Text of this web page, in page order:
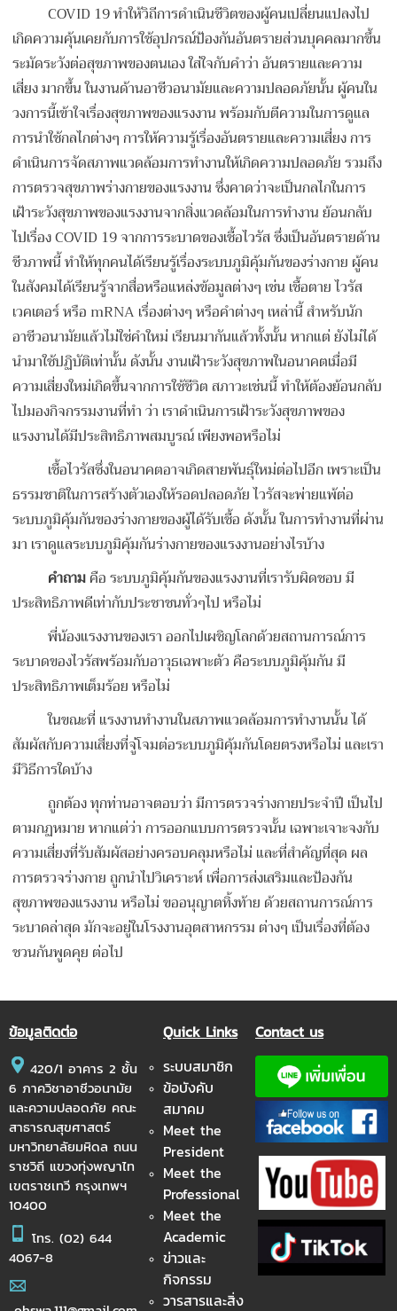
COVID 19 ทำให้วิถีการดำเนินชีวิตของผู้คนเปลี่ยนแปลงไป
เกิดความคุ้นเคยกับการใช้อุปกรณ์ป้องกันอันตรายส่วนบุคคลมากขึ้น
ระมัดระวังต่อสุขภาพของตนเอง ใส่ใจกับคำว่า อันตรายและความ
เสี่ยง มากขึ้น ในงานด้านอาชีวอนามัยและความปลอดภัยนั้น ผู้คนใน
วงการนี้เข้าใจเรื่องสุขภาพของแรงงาน พร้อมกับตีความในการดูแล
การนำใช้กลไกต่างๆ การให้ความรู้เรื่องอันตรายและความเสี่ยง การ
ดำเนินการจัดสภาพแวดล้อมการทำงานให้เกิดความปลอดภัย รวมถึง
การตรวจสุขภาพร่างกายของแรงงาน ซึ่งคาดว่าจะเป็นกลไกในการ
เฝ้าระวังสุขภาพของแรงงานจากสิ่งแวดล้อมในการทำงาน ย้อนกลับ
ไปเรื่อง COVID 19 จากการระบาดของเชื้อไวรัส ซึ่งเป็นอันตรายด้าน
ชีวภาพนี้ ทำให้ทุกคนได้เรียนรู้เรื่องระบบภูมิคุ้มกันของร่างกาย ผู้คน
ในสังคมได้เรียนรู้จากสื่อหรือแหล่งข้อมูลต่างๆ เช่น เชื้อตาย ไวรัส
เวคเตอร์ หรือ mRNA เรื่องต่างๆ หรือคำต่างๆ เหล่านี้ สำหรับนัก
อาชีวอนามัยแล้วไม่ใช่คำใหม่ เรียนมากันแล้วทั้งนั้น หากแต่ ยังไม่ได้
นำมาใช้ปฏิบัติเท่านั้น ดังนั้น งานเฝ้าระวังสุขภาพในอนาคตเมื่อมี
ความเสี่ยงใหม่เกิดขึ้นจากการใช้ชีวิต สภาวะเช่นนี้ ทำให้ต้องย้อนกลับ
ไปมองกิจกรรมงานที่ทำ ว่า เราดำเนินการเฝ้าระวังสุขภาพของ
แรงงานได้มีประสิทธิภาพสมบูรณ์ เพียงพอหรือไม่
เชื้อไวรัสซึ่งในอนาคตอาจเกิดสายพันธุ์ใหม่ต่อไปอีก เพราะเป็น
ธรรมชาติในการสร้างตัวเองให้รอดปลอดภัย ไวรัสจะพ่ายแพ้ต่อ
ระบบภูมิคุ้มกันของร่างกายของผู้ได้รับเชื้อ ดังนั้น ในการทำงานที่ผ่าน
มา เราดูแลระบบภูมิคุ้มกันร่างกายของแรงงานอย่างไรบ้าง
คำถามคือ ระบบภูมิคุ้มกันของแรงงานที่เรารับผิดชอบ มี
ประสิทธิภาพดีเท่ากับประชาชนทั่วๆไป หรือไม่
พี่น้องแรงงานของเรา ออกไปเผชิญโลกด้วยสถานการณ์การ
ระบาดของไวรัสพร้อมกับอาวุธเฉพาะตัว คือระบบภูมิคุ้มกัน มี
ประสิทธิภาพเต็มร้อย หรือไม่
ในขณะที่ แรงงานทำงานในสภาพแวดล้อมการทำงานนั้น ได้
สัมผัสกับความเสี่ยงที่จู่โจมต่อระบบภูมิคุ้มกันโดยตรงหรือไม่ และเรา
มีวิธีการใดบ้าง
ถูกต้อง ทุกท่านอาจตอบว่า มีการตรวจร่างกายประจำปี เป็นไป
ตามกฏหมายหากแต่ว่า การออกแบบการตรวจนั้น เฉพาะเจาะจงกับ
ความเสี่ยงที่รับสัมผัสอย่างครอบคลุมหรือไม่ และที่สำคัญที่สุด ผล
การตรวจร่างกาย ถูกนำไปวิเคราะห์ เพื่อการส่งเสริมและป้องกัน
สุขภาพของแรงงาน หรือไม่ ขออนุญาตทิ้งท้าย ด้วยสถานการณ์การ
ระบาดล่าสุด มักจะอยู่ในโรงงานอุตสาหกรรม ต่างๆ เป็นเรื่องที่ต้อง
ชวนกันพูดคุย ต่อไป
ข้อมูลติดต่อ
420/1 อาคาร 2 ชั้น
6 ภาควิชาอาชีวอนามัย
และความปลอดภัย คณะ
สาธารณสุขศาสตร์
มหาวิทยาลัยมหิดล ถนน
ราชวิถี แขวงทุ่งพญาไท
เขตราชเทวี กรุงเทพฯ
10400
โทร. (02) 644
4067-8
Quick Links
ระบบสมาชิก
ข้อบังคับ
สมาคม
Meet the
President
Meet the
Professional
Meet the
Academic
ข่าวและ
กิจกรรม
วารสารและสิ่ง
Contact us